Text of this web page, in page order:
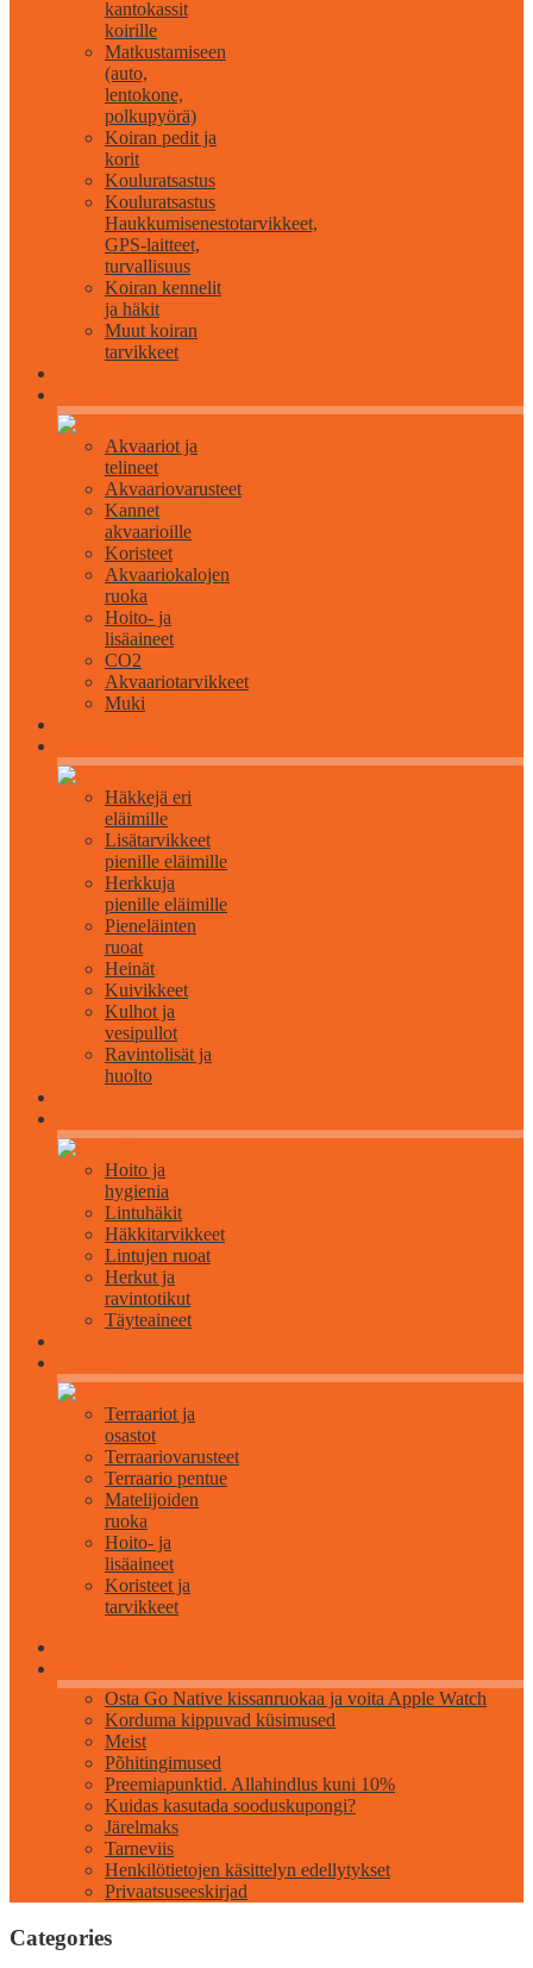
kantokassit
koirille
Matkustamiseen
(auto,
lentokone,
polkupyörä)
Koiran pedit ja
korit
Kouluratsastus
Kouluratsastus
Haukkumisenestotarvikkeet,
GPS-laitteet,
turvallisuus
Koiran kennelit
ja häkit
Muut koiran
tarvikkeet
Akvaariot ja
telineet
Akvaariovarusteet
Kannet
akvaarioille
Koristeet
Akvaariokalojen
ruoka
Hoito- ja
lisäaineet
CO2
Akvaariotarvikkeet
Muki
Häkkejä eri
eläimille
Lisätarvikkeet
pienille eläimille
Herkkuja
pienille eläimille
Pieneläinten
ruoat
Heinät
Kuivikkeet
Kulhot ja
vesipullot
Ravintolisät ja
huolto
Hoito ja
hygienia
Lintuhäkit
Häkkitarvikkeet
Lintujen ruoat
Herkut ja
ravintotikut
Täyteaineet
Terraariot ja
osastot
Terraariovarusteet
Terraario pentue
Matelijoiden
ruoka
Hoito- ja
lisäaineet
Koristeet ja
tarvikkeet
Osta Go Native kissanruokaa ja voita Apple Watch
Korduma kippuvad küsimused
Meist
Põhitingimused
Preemiapunktid. Allahindlus kuni 10%
Kuidas kasutada sooduskupongi?
Järelmaks
Tarneviis
Henkilötietojen käsittelyn edellytykset
Privaatsuseeskirjad
Categories